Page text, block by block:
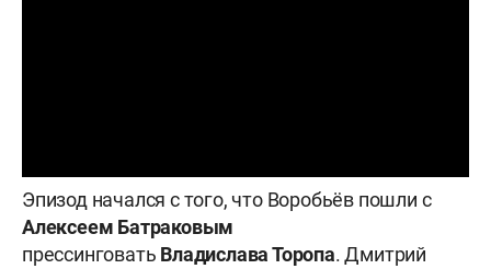
Эпизод начался с того, что Воробьёв пошли с
Алексеем Батраковым
прессинговать ВладиславаТоропа. Дмитрий